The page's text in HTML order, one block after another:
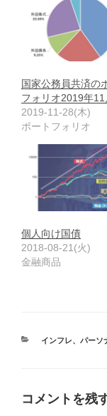
国家公務員共済の
フォリオ2019年11
2019-11-28(木)
ポートフォリオ
個人向け国債
2018-08-21(火)
金融商品
カ
インフレ、 パーソ
コメントを残